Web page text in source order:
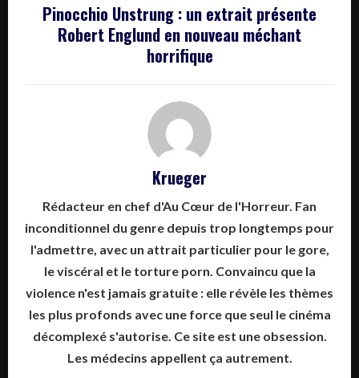
Pinocchio Unstrung : un extrait présente
Robert Englund en nouveau méchant
horrifique
Krueger
Rédacteur en chef d'Au Cœur de l'Horreur. Fan
inconditionnel du genre depuis trop longtemps pour
l'admettre, avec un attrait particulier pour le gore,
le viscéral et le torture porn. Convaincu que la
violence n'est jamais gratuite : elle révèle les thèmes
les plus profonds avec une force que seul le cinéma
décomplexé s'autorise. Ce site est une obsession.
Les médecins appellent ça autrement.